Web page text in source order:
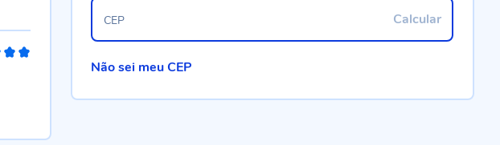
Calcular
CEP
Não sei meu CEP